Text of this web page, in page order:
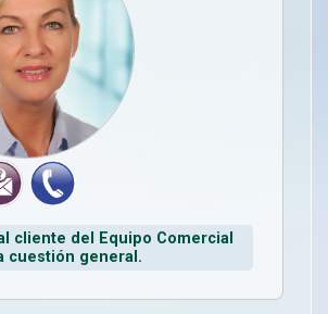
cliente del Equipo Comercial
cuestión general.